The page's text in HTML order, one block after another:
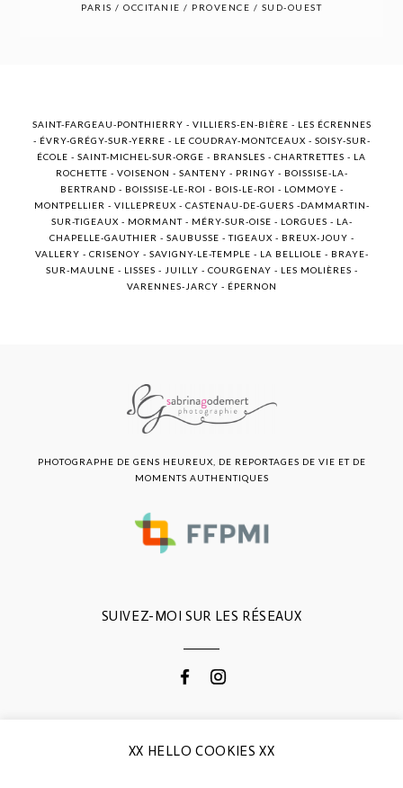
PARIS / OCCITANIE / PROVENCE / SUD-OUEST
SAINT-FARGEAU-PONTHIERRY - VILLIERS-EN-BIÈRE - LES ÉCRENNES
- ÉVRY-GRÉGY-SUR-YERRE - LE COUDRAY-MONTCEAUX - SOISY-SUR-
ÉCOLE - SAINT-MICHEL-SUR-ORGE - BRANSLES - CHARTRETTES - LA
ROCHETTE - VOISENON - SANTENY - PRINGY - BOISSISE-LA-
BERTRAND - BOISSISE-LE-ROI - BOIS-LE-ROI - LOMMOYE -
MONTPELLIER - VILLEPREUX - CASTENAU-DE-GUERS -DAMMARTIN-
SUR-TIGEAUX - MORMANT - MÉRY-SUR-OISE - LORGUES - LA-
CHAPELLE-GAUTHIER - SAUBUSSE - TIGEAUX - BREUX-JOUY -
VALLERY - CRISENOY - SAVIGNY-LE-TEMPLE - LA BELLIOLE - BRAYE-
SUR-MAULNE - LISSES - JUILLY - COURGENAY - LES MOLIÈRES -
VARENNES-JARCY - ÉPERNON
SUIVEZ-MOI SUR LES RÉSEAUX
PHOTOGRAPHE DE GENS HEUREUX, DE REPORTAGES DE VIE ET DE
MOMENTS AUTHENTIQUES
CONTACTEZ-MOI
XX HELLO COOKIES XX